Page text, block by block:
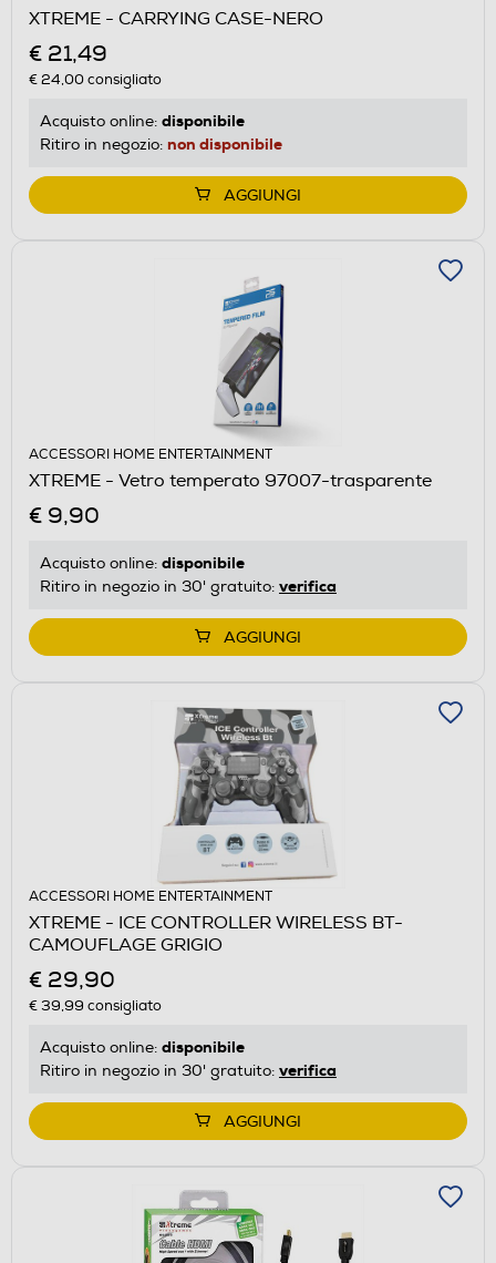
XTREME - CARRYING CASE-NERO
€ 21,49
€ 24,00consigliato
Acquisto online: disponibile
Ritiro in negozio: non disponibile
AGGIUNGI
ACCESSORI HOME ENTERTAINMENT
XTREME - Vetro temperato 97007-trasparente
€ 9,90
Acquisto online: disponibile
Ritiro in negozio in 30' gratuito: verifica
AGGIUNGI
ACCESSORI HOME ENTERTAINMENT
XTREME - ICE CONTROLLER WIRELESS BT-
CAMOUFLAGE GRIGIO
€ 29,90
€ 39,99 consigliato
Acquisto online: disponibile
Ritiro in negozio in 30' gratuito: verifica
AGGIUNGI